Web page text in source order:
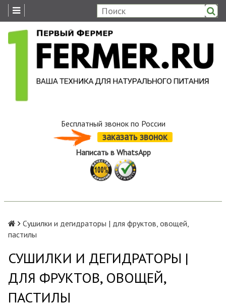
Бесплатный звонок по России
заказать звонок
Написать в WhatsApp
Сушилки и дегидраторы | для фруктов, овощей,
пастилы
СУШИЛКИ И ДЕГИДРАТОРЫ |
ДЛЯ ФРУКТОВ, ОВОЩЕЙ,
ПАСТИЛЫ